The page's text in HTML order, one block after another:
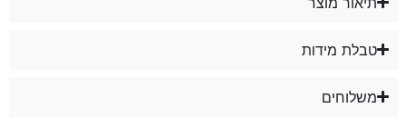
טבלת מידות
משלוחים